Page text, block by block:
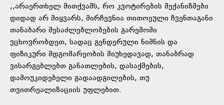
,,არაერთხელ მითქვამს, რო კვოტირების მექანიზმები
დიდად არ მიყვარს, მირჩევნია თითოეული ჩვენთაგანი
თანაბარი შესაძლებლობების გარემოში
ვცხოვრობდეთ, სადაც გენდერული ნიშნის და
ფიზიკური მდგომარეობის მიუხედავად, თანაბრად
ვისარგებლებთ განათლების, დასაქმების,
დამოუკიდებელი გადაადგილების, თუ
თვითრეალიზაციის უფლებით.